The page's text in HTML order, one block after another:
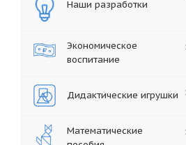
Наши разработки
Экономическое
воспитание
Дидактические игрушки
Математические